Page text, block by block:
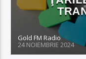
Gold FM Radio
24 NOIEMBRIE 2024